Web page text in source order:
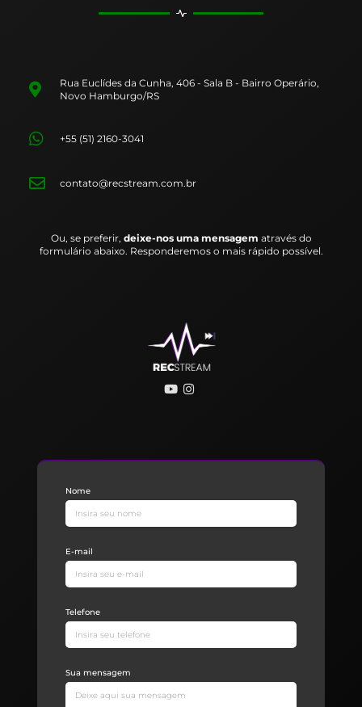
Rua Euclídes da Cunha, 406 - Sala B - Bairro Operário,
Novo Hamburgo/RS
+55 (51) 2160-3041
contato@recstream.com.br
Ou, se preferir, deixe-nos uma mensagem através do
formulário abaixo. Responderemos o mais rápido possível.
Nome
E-mail
Telefone
Sua mensagem